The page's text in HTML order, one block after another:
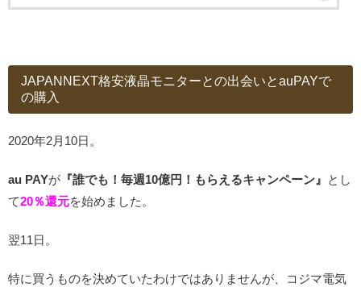
JAPANNEXT格安液晶モニターとの出会いとauPAYで
の購入
2020年2月10日。
au PAYが 『誰でも！毎週10億円！もらえるキャンペーン』 とし
て20％還元を始めました。
翌11日。
特に買うものを決めていたわけではありませんが、コジマ電気